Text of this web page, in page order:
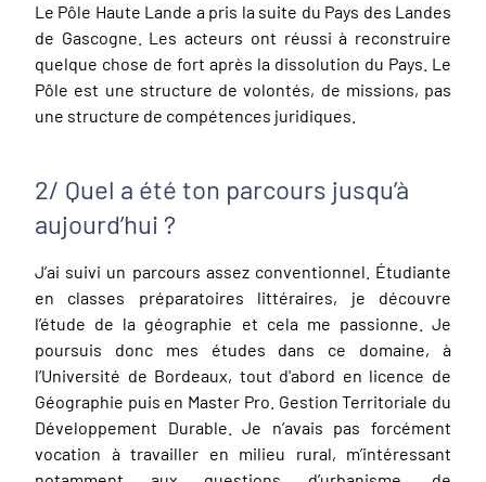
Le Pôle Haute Lande a pris la suite du Pays des Landes
de Gascogne. Les acteurs ont réussi à reconstruire
quelque chose de fort après la dissolution du Pays. Le
Pôle est une structure de volontés, de missions, pas
une structure de compétences juridiques.
2/ Quel a été ton parcours jusqu’à
aujourd’hui ?
J’ai suivi un parcours assez conventionnel. Étudiante
en classes préparatoires littéraires, je découvre
l’étude de la géographie et cela me passionne. Je
poursuis donc mes études dans ce domaine, à
l’Université de Bordeaux, tout d'abord en licence de
Géographie puis en Master Pro. Gestion Territoriale du
Développement Durable. Je n’avais pas forcément
vocation à travailler en milieu rural, m’intéressant